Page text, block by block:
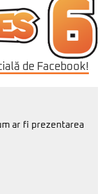
de Facebook!
ar fi prezentarea